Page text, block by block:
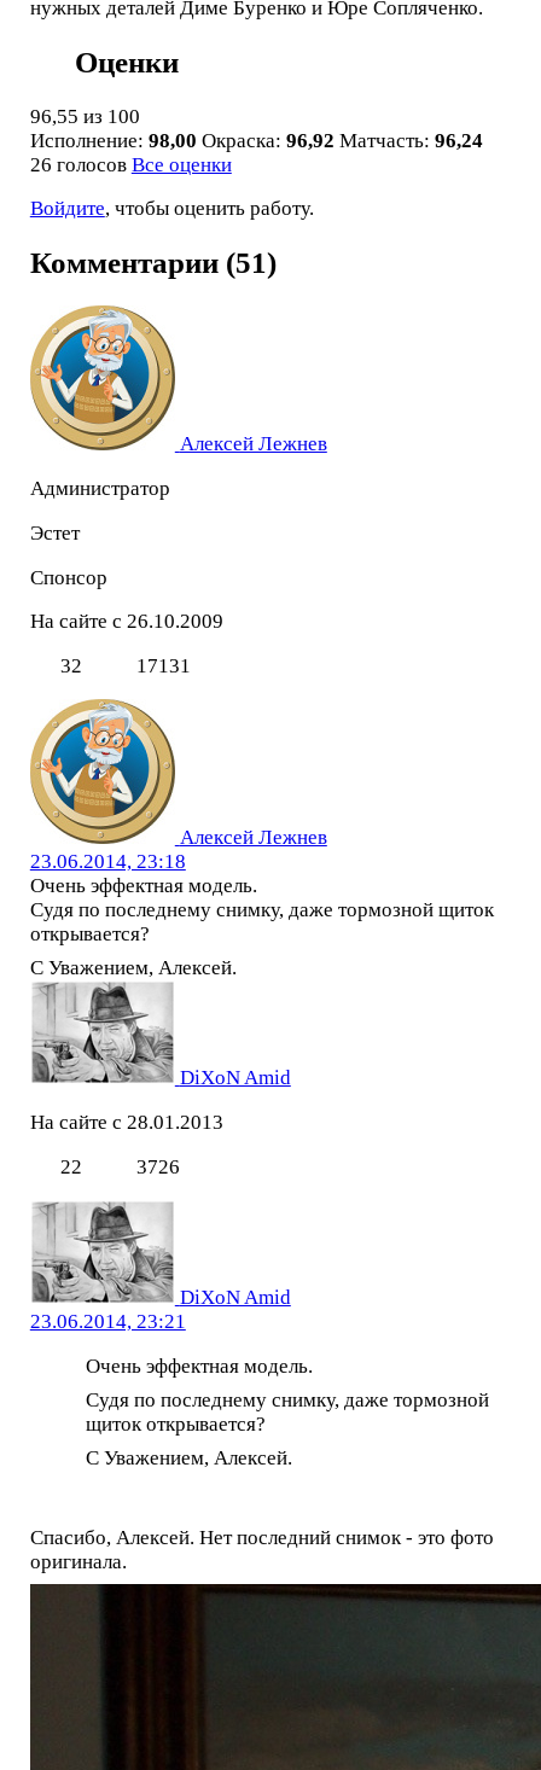
нужных деталей Диме Буренко и Юре Сопляченко.
Оценки
96,55 из 100
Исполнение: 98,00 Окраска: 96,92 Матчасть: 96,24
26 голосов Все оценки
Войдите, чтобы оценить работу.
Комментарии (51)
Алексей Лежнев
Администратор
Эстет
Спонсор
На сайте с 26.10.2009
32
17131
Алексей Лежнев
23.06.2014, 23:18
Очень эффектная модель.
Судя по последнему снимку, даже тормозной щиток
открывается?
С Уважением, Алексей.
DiXoN Amid
На сайте с 28.01.2013
22
3726
DiXoN Amid
23.06.2014, 23:21
Очень эффектная модель.
Судя по последнему снимку, даже тормозной
щиток открывается?
С Уважением, Алексей.
Спасибо, Алексей. Нет последний снимок - это фото
оригинала.